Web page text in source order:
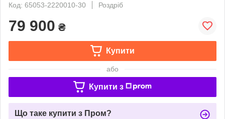
Код: 65053-2220010-30
Роздріб
79 900 ₴
Купити
або
Купити з
Що таке купити з Пром?